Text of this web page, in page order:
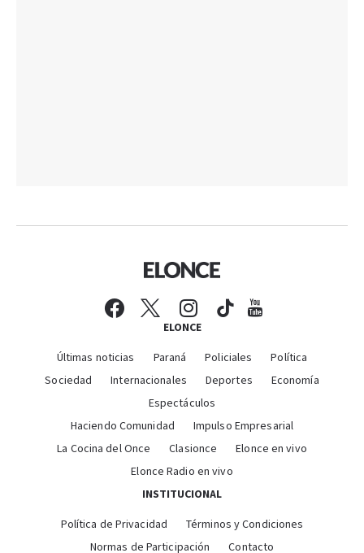
ELONCE
Últimas noticias Paraná Policiales
Política
Sociedad
Internacionales Deportes
Economía
Espectáculos
Haciendo Comunidad
Impulso Empresarial
La Cocina del Once
Clasionce
Elonce en vivo
Elonce Radio en vivo
INSTITUCIONAL
Política de Privacidad
Términos y Condiciones
Normas de Participación
Contacto